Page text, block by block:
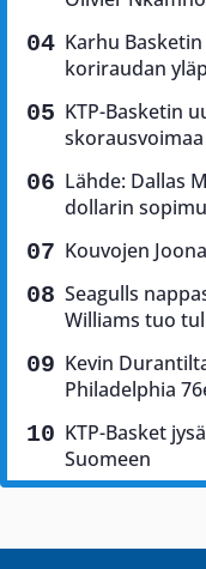
Karhu
koriraudan
KTP-Basketin
skorausvoimaa
Lähde: Dallas
dollarin
Kouvojen
Seagulls
Williams tuo
Kevin
Philadelphia
KTP-Basket
Suomeen